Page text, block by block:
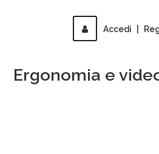
Accedi
Ergonomia e